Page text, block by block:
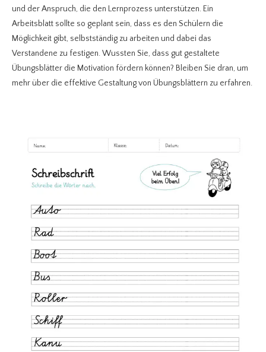
und der Anspruch, die den Lernprozess unterstützen. Ein
Arbeitsblatt sollte so geplant sein, dass es den Schülern die
Möglichkeit gibt, selbstständig zu arbeiten und dabei das
Verstandene zu festigen. Wussten Sie, dass gut gestaltete
Übungsblätter die Motivation fördern können? Bleiben Sie dran, um
mehr über die effektive Gestaltung von Übungsblättern zu erfahren.